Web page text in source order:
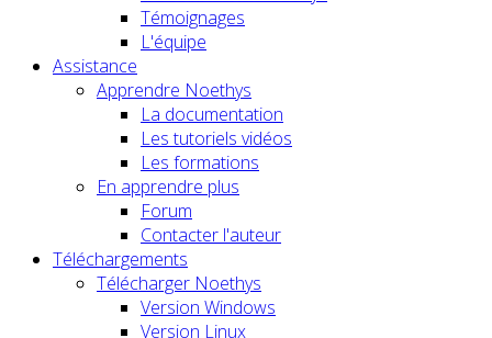
Témoignages
L'équipe
Assistance
Apprendre Noethys
La documentation
Les tutoriels vidéos
Les formations
En apprendre plus
Forum
Contacter l'auteur
Téléchargements
Télécharger Noethys
Version Windows
Version Linux